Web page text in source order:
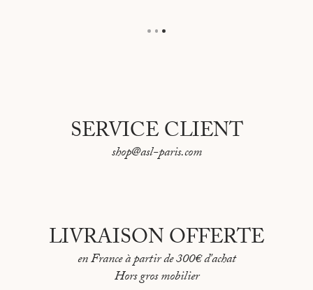
SERVICE CLIENT
shop@asl-paris.com
LIVRAISON OFFERTE
en France à partir de 300€ d'achat
Hors gros mobilier